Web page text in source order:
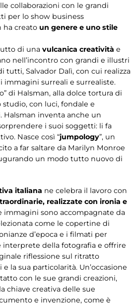
collaborazioni con le grandi
per lo show business
ha creato un genere e uno stile
di una vulcanica creatività e
nell’incontro con grandi e illustri
tutti, Salvador Dalì, con cui realizza
immagini surreali e surrealiste.
di Halsman, alla dolce tortura di
con luci, fondale e
inventa anche un
i suoi soggetti: li fa
Nasce così “jumpology”, un
a far saltare da Marilyn Monroe
un modo tutto nuovo di
italiana ne celebra il lavoro con
realizzate con ironia e
immagini sono accompagnate da
come le copertine di
d’epoca e i filmati per
interprete della fotografia e offrire
riflessione sul ritratto
la sua particolarità. Un’occasione
con le sue grandi creazioni,
chiave creativa delle sue
e invenzione, come è